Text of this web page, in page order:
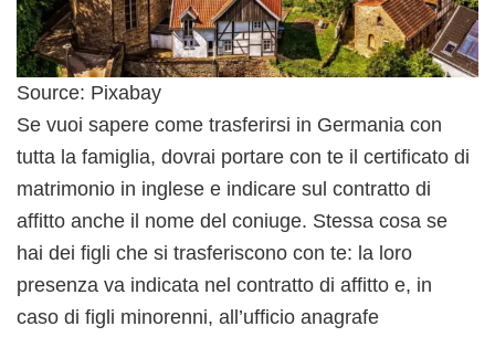
Source: Pixabay
Se vuoi sapere come trasferirsi in Germania con
tutta la famiglia, dovrai portare con te il certificato di
matrimonio in inglese e indicare sul contratto di
affitto anche il nome del coniuge. Stessa cosa se
hai dei figli che si trasferiscono con te: la loro
presenza va indicata nel contratto di affitto e, in
caso di figli minorenni, all’ufficio anagrafe